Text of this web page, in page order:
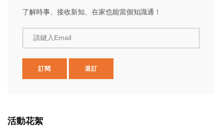
了解時事、接收新知、在家也能當個知識通！
請鍵入Email
訂閱 退訂
活動花絮